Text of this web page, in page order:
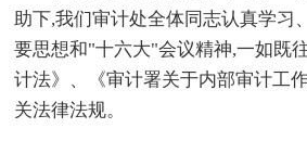
助下,我们审计处全体同志认真学习
要思想和"十六大"会议精神,一如既
计法》、《审计署关于内部审计工
关法律法规。